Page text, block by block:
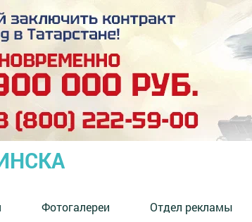
Фотогалереи Отдел рекламы